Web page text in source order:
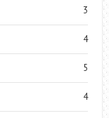
3
4
5
4